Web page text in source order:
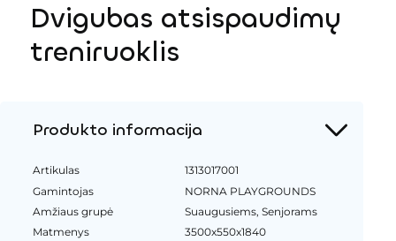
Dvigubas atsispaudimų
treniruoklis
Produkto informacija
Artikulas
1313017001
Gamintojas
NORNA PLAYGROUNDS
Amžiaus grupė
Suaugusiems, Senjorams
Matmenys
3500x550x1840